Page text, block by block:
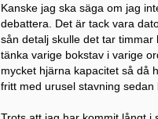
Kanske jag ska säga om jag
debattera. Det är tack vara
sån detalj skulle det tar
tänka varige bokstav i varige
mycket hjärna kapacitet så då
fritt med urusel stavning sedan